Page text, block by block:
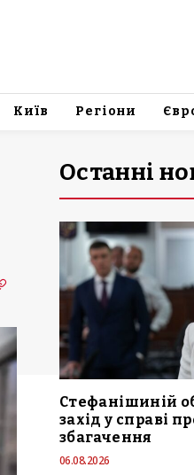
Київ Регіони
Останні
Стефанішиній
захід у справі
збагачення
06.08.2026